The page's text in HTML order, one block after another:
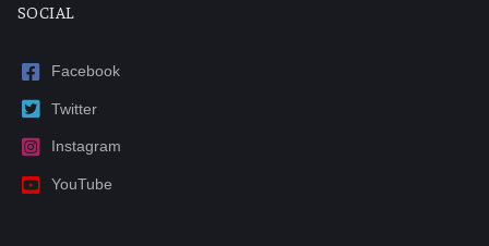
SOCIAL
Facebook
Twitter
Instagram
YouTube